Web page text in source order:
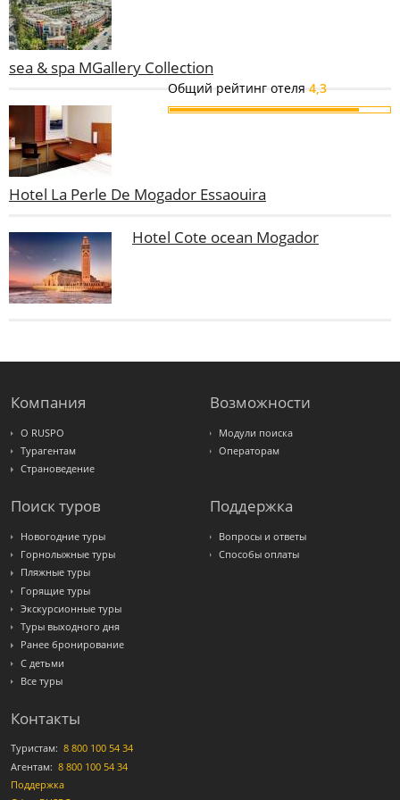
sea & spa MGallery Collection
Общий рейтинг отеля 4,3
Hotel La Perle De Mogador Essaouira
Hotel Cote ocean Mogador
Компания
О RUSPO
Турагентам
Страноведение
Возможности
Модули поиска
Операторам
Поиск туров
Новогодние туры
Горнолыжные туры
Пляжные туры
Горящие туры
Экскурсионные туры
Туры выходного дня
Ранее бронирование
С детьми
Все туры
Поддержка
Вопросы и ответы
Способы оплаты
Контакты
Туристам: 8 800 100 54 34
Агентам: 8 800 100 54 34
Поддержка